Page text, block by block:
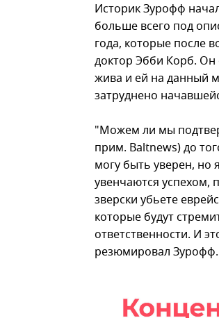
Историк Зурофф
больше всего под
года, которые после
доктор Эбби Корб.
жива и ей на данный
затруднено
"Можем ли мы
прим. Baltnews) до
могу быть уверен, но
увенчаются успехом,
зверски убьете
которые будут
ответственности. И
резюмировал Зурофф.